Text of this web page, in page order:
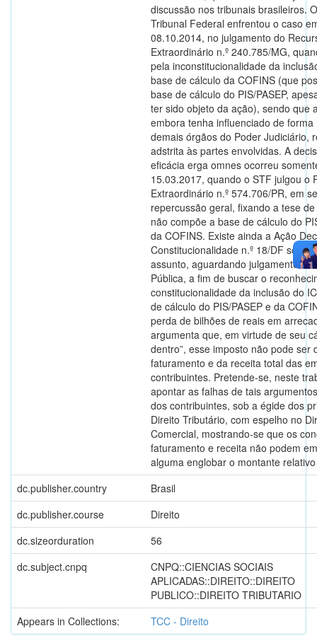
discussão nos tribunais brasileiros.
Tribunal Federal enfrentou o caso
08.10.2014, no julgamento do
Extraordinário n.º 240.785/MG,
pela inconstitucionalidade da
base de cálculo da COFINS (que
base de cálculo do PIS/PASEP,
ter sido objeto da ação), sendo que
embora tenha influenciado de forma
demais órgãos do Poder Judiciário,
adstrita às partes envolvidas. A
eficácia erga omnes ocorreu
15.03.2017, quando o STF julgou o
Extraordinário n.º 574.706/PR, em
repercussão geral, fixando a tese
não compõe a base de cálculo do
da COFINS. Existe ainda a Ação
Constitucionalidade n.º 18/DF sobre
assunto, aguardando julgamento. A
Pública, a fim de buscar o
constitucionalidade da inclusão do
de cálculo do PIS/PASEP e da
perda de bilhões de reais em
argumenta que, em virtude de seu
dentro”, esse imposto não pode ser
faturamento e da receita total das
contribuintes. Pretende-se, neste
apontar as falhas de tais
dos contribuintes, sob a égide dos
Direito Tributário, com espelho no
Comercial, mostrando-se que os
faturamento e receita não podem
alguma englobar o montante
dc.publisher.country
Brasil
dc.publisher.course
Direito
dc.sizeorduration
56
dc.subject.cnpq
CNPQ::CIENCIAS SOCIAIS
APLICADAS::DIREITO::DIREITO
PUBLICO::DIREITO TRIBUTARIO
Appears in Collections:
TCC - Direito